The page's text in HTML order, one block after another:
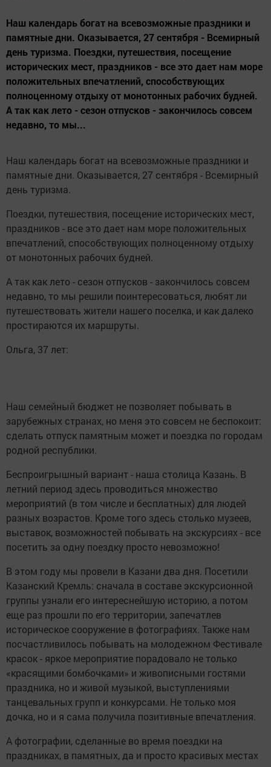
Наш календарь богат на всевозможные праздники и
памятные дни. Оказывается, 27 сентября - Всемирный
день туризма. Поездки, путешествия, посещение
исторических мест, праздников - все это дает нам море
положительных впечатлений, способствующих
полноценному отдыху от монотонных рабочих будней.
А так как лето - сезон отпусков - закончилось совсем
недавно, то мы...
Наш календарь богат на всевозможные праздники и
памятные дни. Оказывается, 27 сентября - Всемирный
день туризма.
Поездки, путешествия, посещение исторических мест,
праздников - все это дает нам море положительных
впечатлений, способствующих полноценному отдыху
от монотонных рабочих будней.
А так как лето - сезон отпусков - закончилось совсем
недавно, то мы решили поинтересоваться, любят ли
путешествовать жители нашего поселка, и как далеко
простираются их маршруты.
Ольга, 37 лет:
Наш семейный бюджет не позволяет побывать в
зарубежных странах, но меня это совсем не беспокоит:
сделать отпуск памятным может и поездка по городам
родной республики.
Беспроигрышный вариант - наша столица Казань. В
летний период здесь проводиться множество
мероприятий (в том числе и бесплатных) для людей
разных возрастов. Кроме того здесь столько музеев,
выставок, возможностей побывать на экскурсиях - все
посетить за одну поездку просто невозможно!
В этом году мы провели в Казани два дня. Посетили
Казанский Кремль: сначала в составе экскурсионной
группы узнали его интереснейшую историю, а потом
еще раз прошли по его территории, запечатлев
историческое сооружение в фотографиях. Также нам
посчастливилось побывать на молодежном Фестивале
красок - яркое мероприятие порадовало не только
«красящими бомбочками» и живописными гостями
праздника, но и живой музыкой, выступлениями
танцевальных групп и конкурсами. Не только моя
дочка, но и я сама получила позитивные впечатления.
А фотографии, сделанные во время поездки на
праздниках, в памятных, да и просто красивых местах